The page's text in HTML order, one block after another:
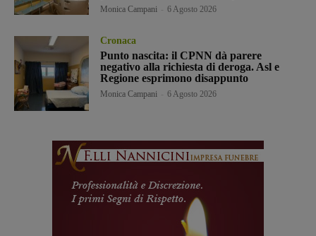
Monica Campani 6 Agosto 2026
Cronaca
Punto nascita: il CPNN dà parere
negativo alla richiesta di deroga. Asl e
Regione esprimono disappunto
Monica Campani 6 Agosto 2026